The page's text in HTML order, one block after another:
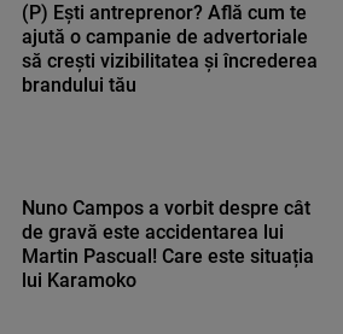
(P) Ești antreprenor? Află cum te
ajută o campanie de advertoriale
să crești vizibilitatea și încrederea
brandului tău
Nuno Campos a vorbit despre cât
de gravă este accidentarea lui
Martin Pascual! Care este situația
lui Karamoko